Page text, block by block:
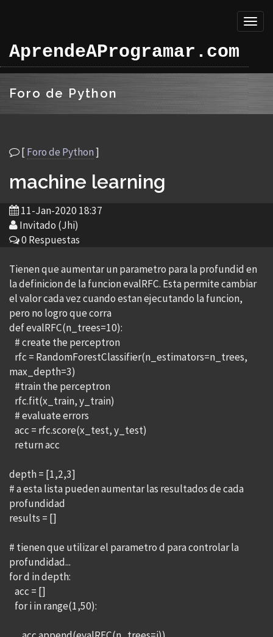
AprendeAProgramar.com
Foro de Python
[Foro de Python]
machine learning
11-Jan-2020 18:37
Invitado (Jhi)
0 Respuestas
Tienen que aumentar un parametro para la profundid en
la definicion de la funcion evalRFC. Esta permite cambiar
el valor cada vez cuando estan ejecutando la funcion,
pero no logro que corra
def evalRFC(n_trees=10):
# create the perceptron
rfc = RandomForestClassifier(n_estimators=n_trees,
max_depth=3)
#train the perceptron
rfc.fit(x_train, y_train)
# evaluate errors
acc = rfc.score(x_test, y_test)
return acc
depth = [1,2,3]
# a esta lista pueden aumentar las resultados de cada
profundidad
results = []
# tienen que utilizar el parametro d para controlar la
profundidad...
for d in depth:
acc = []
for i in range(1,50):